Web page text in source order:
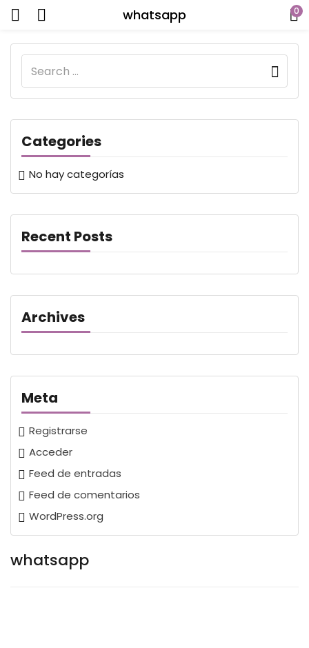
whatsapp 0
Categories
No hay categorías
Recent Posts
Archives
Meta
Registrarse
Acceder
Feed de entradas
Feed de comentarios
WordPress.org
whatsapp